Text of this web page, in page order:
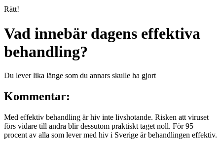
Rätt!
Vad innebär dagens effektiva
behandling?
Du lever lika länge som du annars skulle ha gjort
Kommentar:
Med effektiv behandling är hiv inte livshotande. Risken att viruset
förs vidare till andra blir dessutom praktiskt taget noll. För 95
procent av alla som lever med hiv i Sverige är behandlingen effektiv.